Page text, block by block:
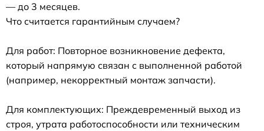
— до 3 месяцев.
Что считается гарантийным случаем?
Для работ: Повторное возникновение дефекта,
который напрямую связан с выполненной работой
(например, некорректный монтаж запчасти).
Для комплектующих: Преждевременный выход из
строя, утрата работоспособности или техническим